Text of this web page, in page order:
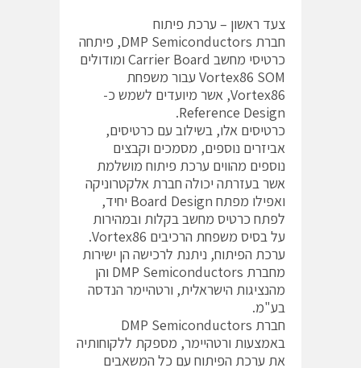
צעד ראשון – ערכת פיתוח
חברת DMP Semiconductors, פיתחה
כרטיסי מחשב Carrier Board ומודולים
Vortex86 SOM עבור משפחת
Vortex86, אשר מיועדים לשמש כ-
Reference Design.
כרטיסים אלו, בשילוב עם כרטיסים,
אביזרים נוספים, מסמכים וקבצים
נוספים מהווים ערכת פיתוח מושלמת
אשר בעזרתה יכולה חברת אלקטרוניקה
ואפילו מפתח Board Design יחיד,
לפתח כרטיס מחשב בקלות ובמהירות
על בסיס משפחת הרכיבים Vortex86.
ערכת הפיתוח, ניתנת לרכישה הן ישירות
מחברת DMP Semiconductors והן
מהנציגות הישראלית, ורטהיימר הנדסה
בע"מ.
חברת DMP Semiconductors
באמצעות ורטהיימר, מספקת ללקוחותיה
את ערכת הפיתוח עם כל המשאבים